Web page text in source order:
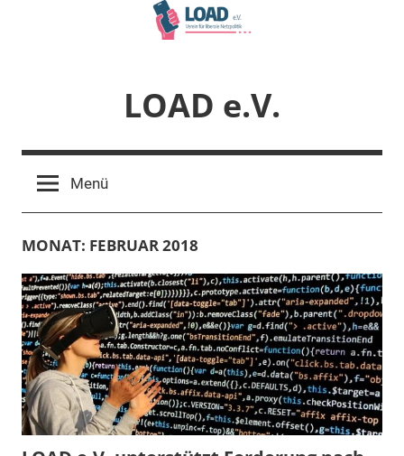
LOAD e.V.
liberale
Menü
MONAT: FEBRUAR 2018